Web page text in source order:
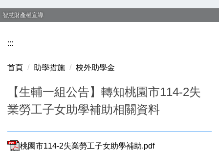
智慧財產權宣導
:::
首頁 助學措施 校外助學金
【生輔一組公告】轉知桃園市114-2失
業勞工子女助學補助相關資料
桃園市114-2失業勞工子女助學補助.pdf